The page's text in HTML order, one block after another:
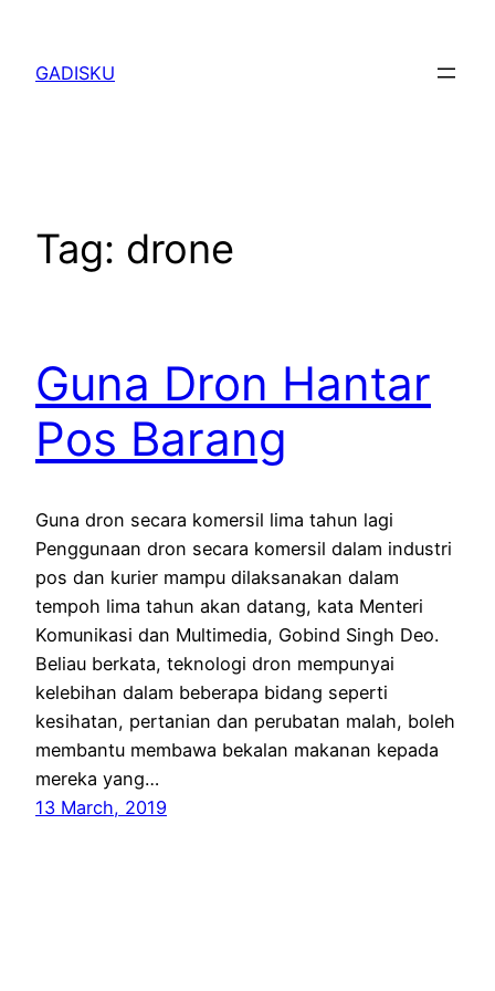
content
GADISKU
Tag: drone
Guna Dron Hantar
Pos Barang
Guna dron secara komersil lima tahun lagi
Penggunaan dron secara komersil dalam industri
pos dan kurier mampu dilaksanakan dalam
tempoh lima tahun akan datang, kata Menteri
Komunikasi dan Multimedia, Gobind Singh Deo.
Beliau berkata, teknologi dron mempunyai
kelebihan dalam beberapa bidang seperti
kesihatan, pertanian dan perubatan malah, boleh
membantu membawa bekalan makanan kepada
mereka yang…
13 March, 2019